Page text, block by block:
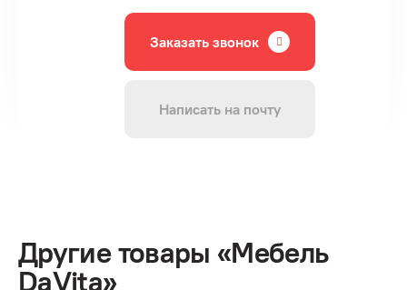
Заказать звонок
Написать на почту
Другие товары «Мебель
DaVita»